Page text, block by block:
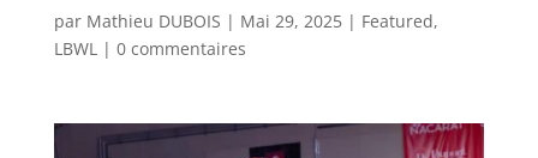
par Mathieu DUBOIS | Mai 29, 2025| Featured,
LBWL| 0 commentaires